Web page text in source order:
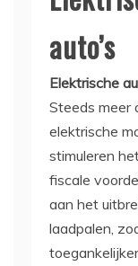
auto’s
Elektrische
Steeds meer
elektrische
stimuleren
fiscale
aan het
laadpalen,